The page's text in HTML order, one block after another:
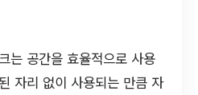
는 공간을 효율적으로 사용
자리 없이 사용되는 만큼 자